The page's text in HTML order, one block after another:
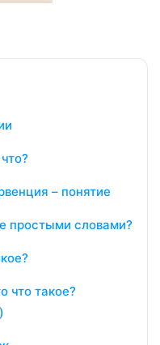
– понятие
простыми словами?
что такое?